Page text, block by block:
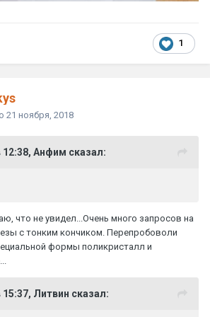
1
21 ноября, 2018
12:38, Анфим сказал:
что не увидел...Очень много запросов на
с тонким кончиком. Перепробоволи
формы поликристалл и
15:37, Литвин сказал: